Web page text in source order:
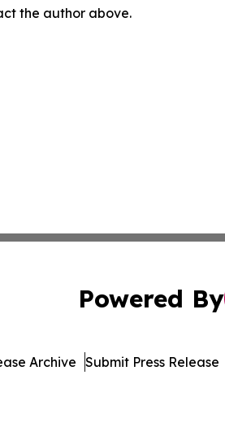
the author above.
Powered By
Archive Submit Press Release